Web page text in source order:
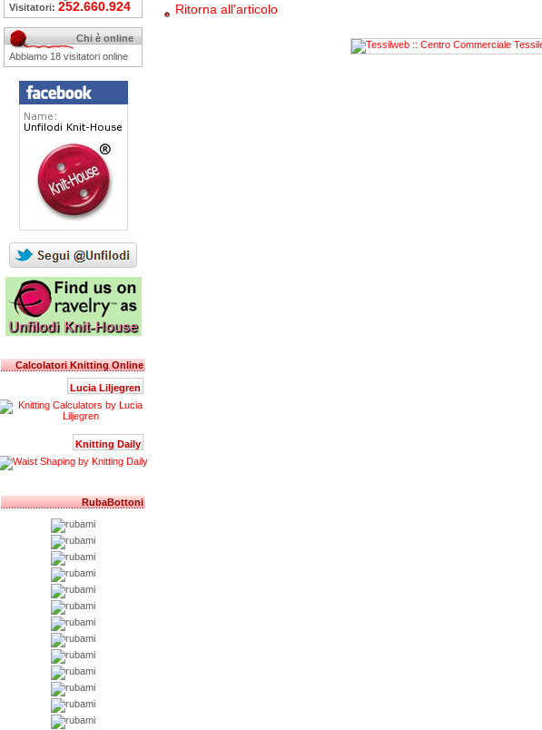
Visitatori: 252.660.924
Chi è online
Abbiamo 18 visitatori online
Calcolatori Knitting Online
Lucia Liljegren
Knitting Daily
RubaBottoni
Ritorna all'articolo